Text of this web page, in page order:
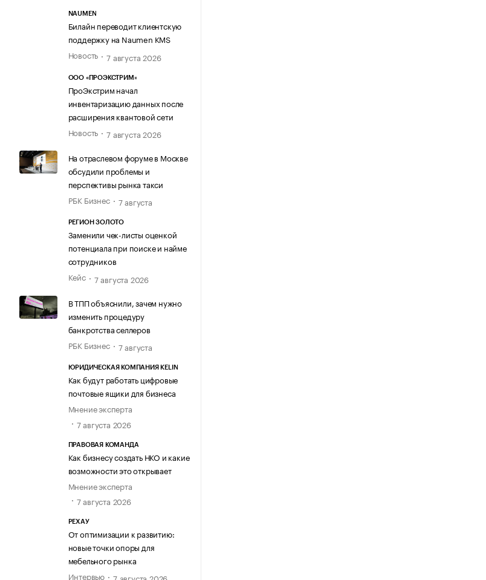
NAUMEN
Билайн переводит клиентскую
поддержку на Naumen KMS
Новость
7 августа 2026
ООО «ПРОЭКСТРИМ»
ПроЭкстрим начал
инвентаризацию данных после
расширения квантовой сети
Новость
7 августа 2026
На отраслевом форуме в Москве
обсудили проблемы и
перспективы рынка такси
РБК Бизнес
7 августа
РЕГИОН ЗОЛОТО
Заменили чек-листы оценкой
потенциала при поиске и найме
сотрудников
Кейс
7 августа 2026
В ТПП объяснили, зачем нужно
изменить процедуру
банкротства селлеров
РБК Бизнес
7 августа
ЮРИДИЧЕСКАЯ КОМПАНИЯ KELIN
Как будут работать цифровые
почтовые ящики для бизнеса
Мнение эксперта
7 августа 2026
ПРАВОВАЯ КОМАНДА
Как бизнесу создать НКО и какие
возможности это открывает
Мнение эксперта
7 августа 2026
РЕХАУ
От оптимизации к развитию:
новые точки опоры для
мебельного рынка
Интервью